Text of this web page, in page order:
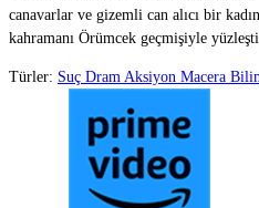
canavarlar ve gizemli can alıcı bir
kahramanı Örümcek geçmişiyle
Türler: Suç Dram Aksiyon Macera